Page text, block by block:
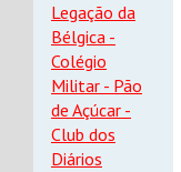
Legação da
Bélgica -
Colégio
Militar - Pão
de Açúcar -
Club dos
Diários